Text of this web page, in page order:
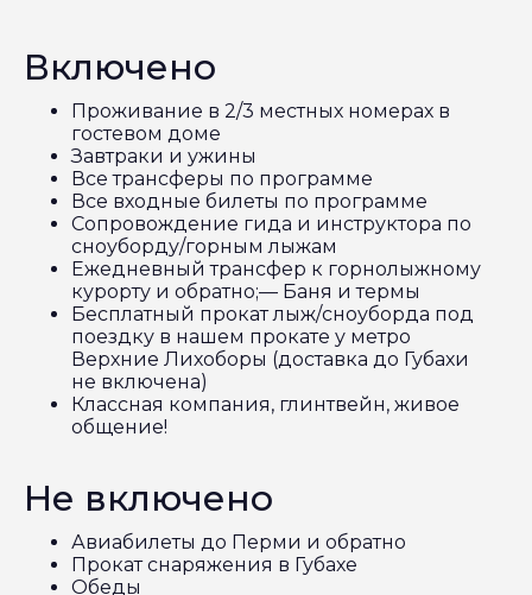
Включено
Проживание в 2/3 местных номерах в
гостевом доме
Завтраки и ужины
Все трансферы по программе
Все входные билеты по программе
Сопровождение гида и инструктора по
сноуборду/горным лыжам
Ежедневный трансфер к горнолыжному
курорту и обратно;— Баня и термы
Бесплатный прокат лыж/сноуборда под
поездку в нашем прокате у метро
Верхние Лихоборы (доставка до Губахи
не включена)
Классная компания, глинтвейн, живое
общение!
Не включено
Авиабилеты до Перми и обратно
Прокат снаряжения в Губахе
Обеды